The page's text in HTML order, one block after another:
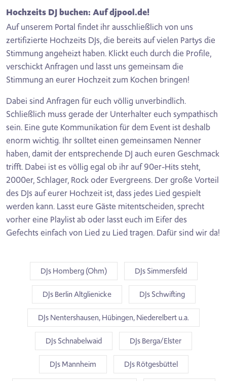
Hochzeits DJ buchen: Auf djpool.de!
Auf unserem Portal findet ihr ausschließlich von uns
zertifizierte Hochzeits DJs, die bereits auf vielen Partys die
Stimmung angeheizt haben. Klickt euch durch die Profile,
verschickt Anfragen und lasst uns gemeinsam die
Stimmung an eurer Hochzeit zum Kochen bringen!
Dabei sind Anfragen für euch völlig unverbindlich.
Schließlich muss gerade der Unterhalter euch sympathisch
sein. Eine gute Kommunikation für dem Event ist deshalb
enorm wichtig. Ihr solltet einen gemeinsamen Nenner
haben, damit der entsprechende DJ auch euren Geschmack
trifft. Dabei ist es völlig egal ob ihr auf 90er-Hits steht,
2000er, Schlager, Rock oder Evergreens. Der große Vorteil
des DJs auf eurer Hochzeit ist, dass jedes Lied gespielt
werden kann. Lasst eure Gäste mitentscheiden, sprecht
vorher eine Playlist ab oder lasst euch im Eifer des
Gefechts einfach von Lied zu Lied tragen. Dafür sind wir da!
DJs Homberg (Ohm) DJs Simmersfeld
DJs Berlin Altglienicke DJs Schwifting
DJs Nentershausen, Hübingen, Niederelbert u.a.
DJs Schnabelwaid DJs Berga/Elster
DJs Mannheim DJs Rötgesbüttel